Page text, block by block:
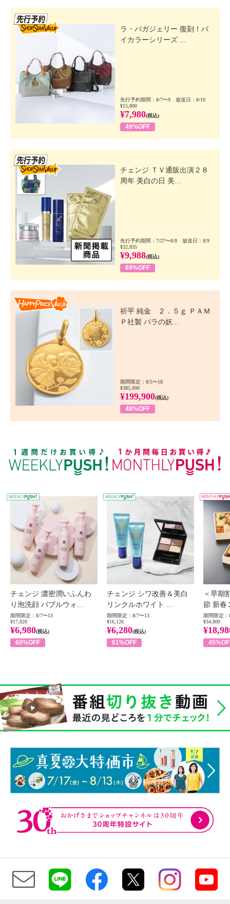
ラ・バガジェリー 復刻！バ
イカラーシリーズ ...
先行予約期間：8/7〜9 放送日：8/10
¥15,800
¥7,980(税込)
49%OFF
チェンジ ＴＶ通販出演２８
周年 美白の日 美...
先行予約期間：7/27〜8/8 放送日：8/9
¥32,835
¥9,988(税込)
69%OFF
祈平 純金 ２．５ｇ ＰＡＭ
Ｐ社製 バラの妖...
期間限定：8/5〜18
¥385,000
¥199,900(税込)
48%OFF
WEEKLY PUSH
チェンジ 濃密潤いふんわ
り泡洗顔 バブルウォ...
期間限定：8/7〜13
¥17,820
¥6,980(税込)
60%OFF
チェンジ シワ改善＆美白
リンクルホワイト ...
期間限定：8/7〜13
¥16,126
¥6,280(税込)
61%OFF
＜早期
節 新春
期間限定：
¥34,800